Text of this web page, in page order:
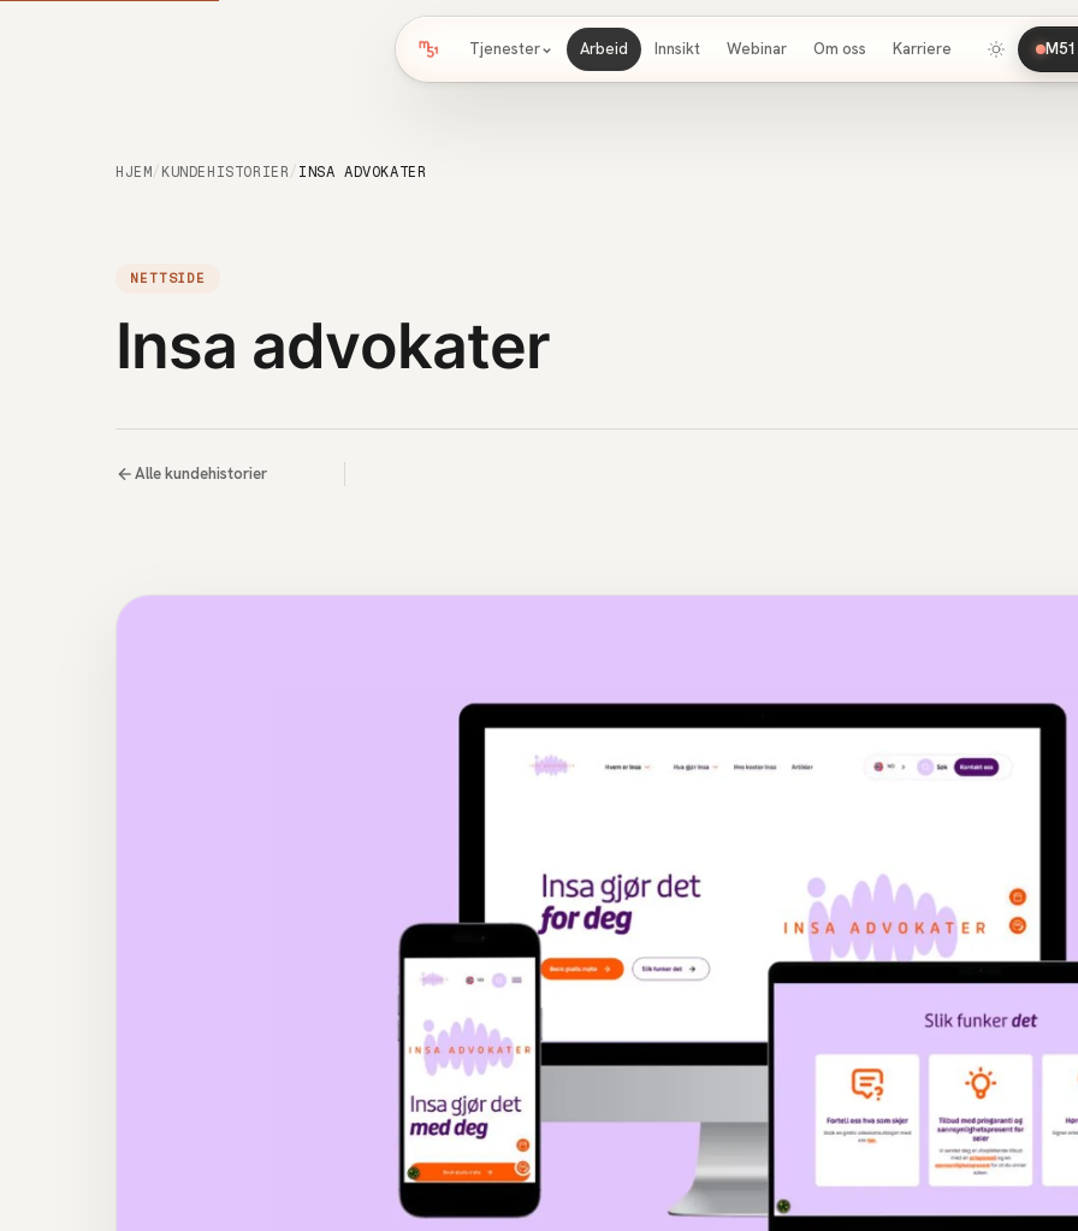
Tjenester Arbeid Innsikt Webinar Om oss Karriere M51
HJEM / KUNDEHISTORIER / INSA ADVOKATER
NETTSIDE
Insa advokater
Alle kundehistorier